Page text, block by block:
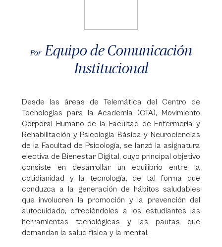
Por Equipo de Comunicación
Institucional
Desde las áreas de Telemática del Centro de
Tecnologías para la Academia (CTA), Movimiento
Corporal Humano de la Facultad de Enfermería y
Rehabilitación y Psicología Básica y Neurociencias
de la Facultad de Psicología, se lanzó la asignatura
electiva de Bienestar Digital, cuyo principal objetivo
consiste en desarrollar un equilibrio entre la
cotidianidad y la tecnología, de tal forma que
conduzca a la generación de hábitos saludables
que involucren la promoción y la prevención del
autocuidado, ofreciéndoles a los estudiantes las
herramientas tecnológicas y las pautas que
demandan la salud física y la mental.